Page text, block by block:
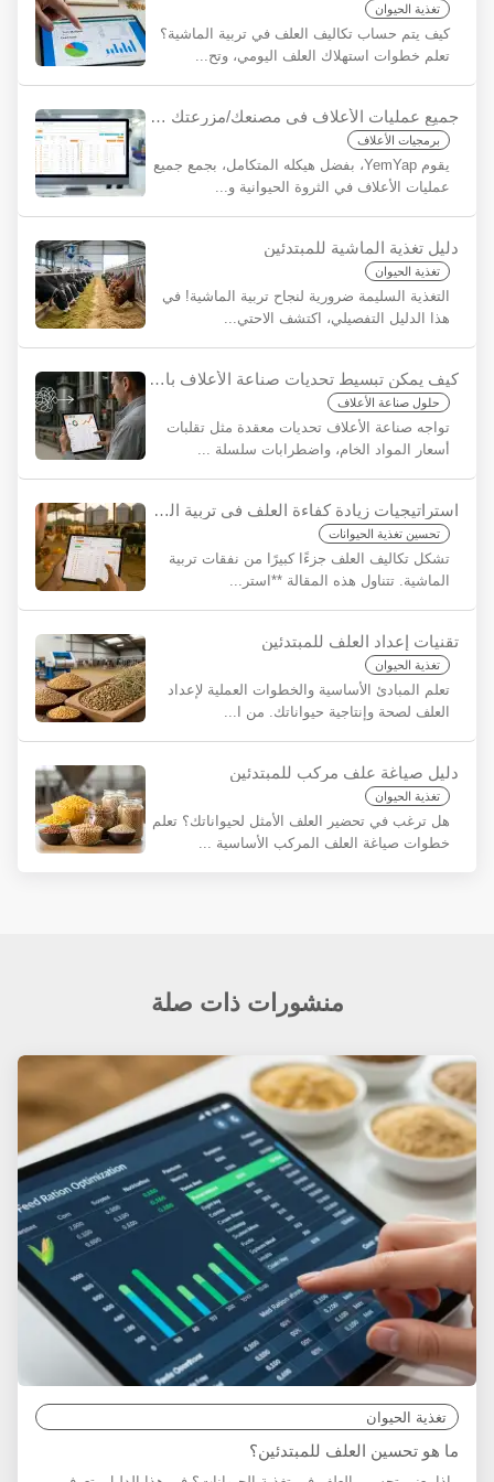
تغذية الحيوان
كيف يتم حساب تكاليف العلف في تربية الماشية؟
تعلم خطوات استهلاك العلف اليومي، وتح...
جميع عمليات الأعلاف في مصنعك/مزرعتك على منصة واحدة مع YemYap: سهولة التكامل
برمجيات الأعلاف
يقوم YemYap، بفضل هيكله المتكامل، بجمع جميع
عمليات الأعلاف في الثروة الحيوانية و...
دليل تغذية الماشية للمبتدئين
تغذية الحيوان
التغذية السليمة ضرورية لنجاح تربية الماشية! في
هذا الدليل التفصيلي، اكتشف الاحتي...
كيف يمكن تبسيط تحديات صناعة الأعلاف باستخدام يم ياب؟
حلول صناعة الأعلاف
تواجه صناعة الأعلاف تحديات معقدة مثل تقلبات
أسعار المواد الخام، واضطرابات سلسلة ...
استراتيجيات زيادة كفاءة العلف في تربية الماشية: تحقيق أقصى فائدة مع يم ياب
تحسين تغذية الحيوانات
تشكل تكاليف العلف جزءًا كبيرًا من نفقات تربية
الماشية. تتناول هذه المقالة **استر...
تقنيات إعداد العلف للمبتدئين
تغذية الحيوان
تعلم المبادئ الأساسية والخطوات العملية لإعداد
العلف لصحة وإنتاجية حيواناتك. من ا...
دليل صياغة علف مركب للمبتدئين
تغذية الحيوان
هل ترغب في تحضير العلف الأمثل لحيواناتك؟ تعلم
خطوات صياغة العلف المركب الأساسية ...
منشورات ذات صلة
تغذية الحيوان
ما هو تحسين العلف للمبتدئين؟